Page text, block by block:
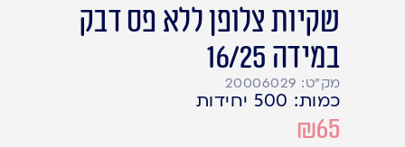
שקיות צלופן ללא פס דבק
במידה 16/25
מק"ט: 20006029
כמות: 500 יחידות
₪65